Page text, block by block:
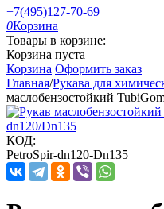
+7(495)127-70-69
0Корзина
Товары в корзине:
Корзина пуста
Корзина Оформить заказ
Главная/Рукава для
маслобензостойкий
КОД:
PetroSpir-dn120-Dn135